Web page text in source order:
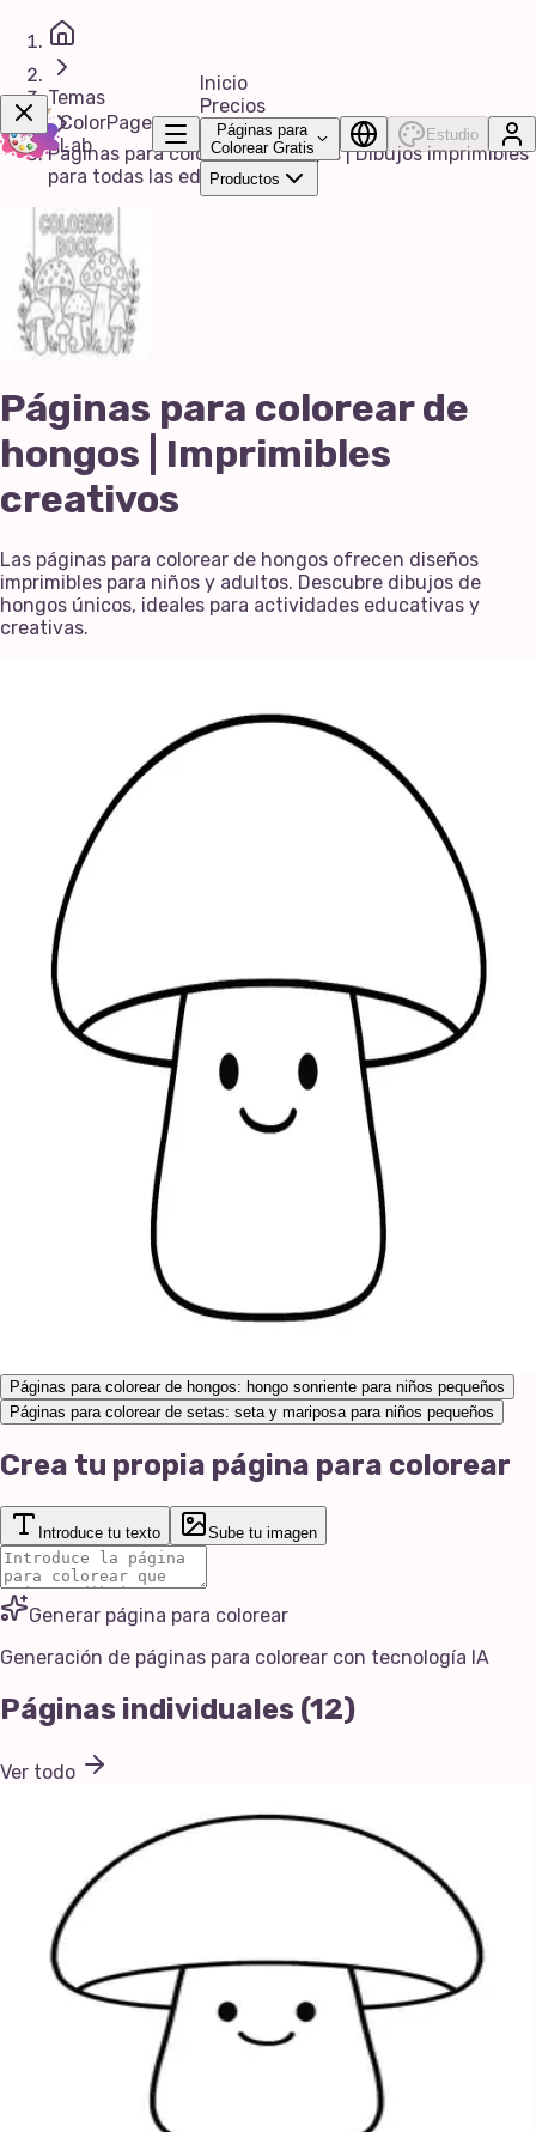
ColorPage
Lab
Inicio
Precios
Páginas para
Colorear Gratis
Productos
Estudio
Temas
Páginas para colorear de hongos | Dibujos imprimibles
para todas las edades
Páginas para colorear de
hongos | Imprimibles
creativos
Las páginas para colorear de hongos ofrecen diseños
imprimibles para niños y adultos. Descubre dibujos de
hongos únicos, ideales para actividades educativas y
creativas.
Páginas para colorear de hongos: hongo sonriente para niños pequeños
Páginas para colorear de setas: seta y mariposa para niños pequeños
Crea tu propia página para colorear
Introduce tu texto Sube tu imagen
Generar página para colorear
Generación de páginas para colorear con tecnología IA
Páginas individuales (12)
Ver todo